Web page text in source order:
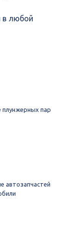
в любой
плунжерных пар
автозапчастей